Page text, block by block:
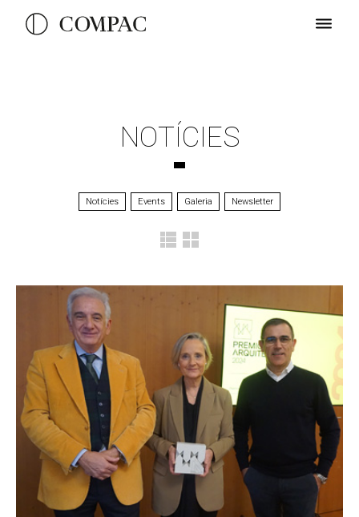
NOTÍCIES
Notícies Events Galeria Newsletter